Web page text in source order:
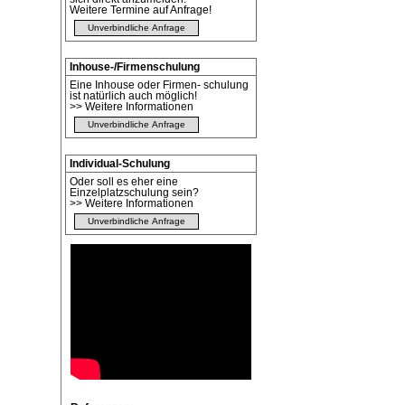
Weitere Termine auf Anfrage!
Unverbindliche Anfrage
Inhouse-/Firmenschulung
Eine Inhouse oder Firmen- schulung
ist natürlich auch möglich!
>> Weitere Informationen
Unverbindliche Anfrage
Individual-Schulung
Oder soll es eher eine
Einzelplatzschulung sein?
>> Weitere Informationen
Unverbindliche Anfrage